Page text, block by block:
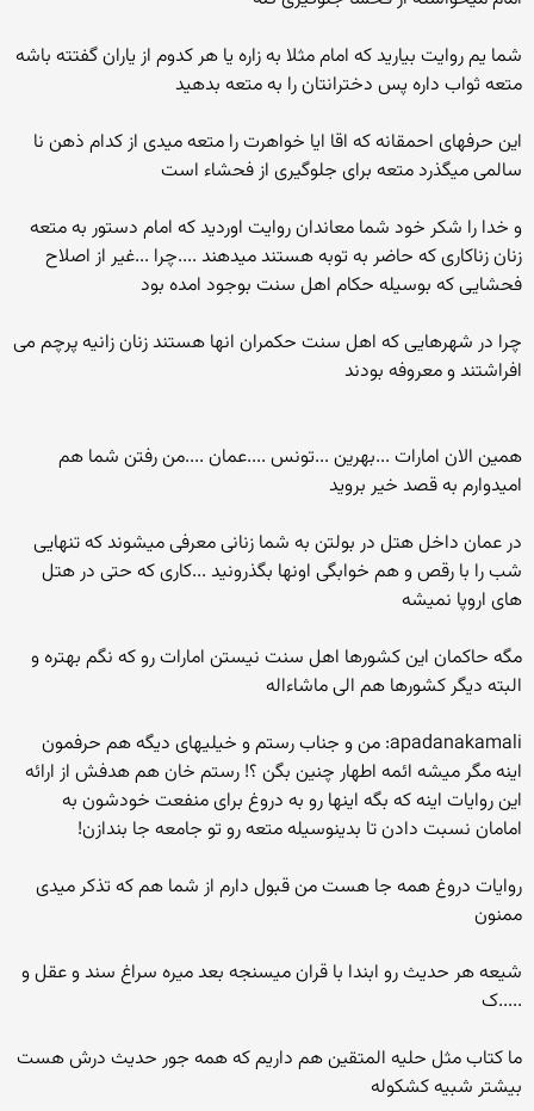
شما یم روایت بیارید که امام مثلا به زاره یا هر کدوم از یاران گفتته باشه
متعه ثواب داره پس دخترانتان را به متعه بدهید
این حرفهای احمقانه که اقا ایا خواهرت را متعه میدی از کدام ذهن نا
سالمی میگذرد متعه برای جلوگیری از فحشاء است
و خدا را شکر خود شما معاندان روایت اوردید که امام دستور به متعه
زنان زناکاری که حاضر به توبه هستند میدهند ....چرا ...غیر از اصلاح
فحشایی که بوسیله حکام اهل سنت بوجود امده بود
چرا در شهرهایی که اهل سنت حکمران انها هستند زنان زانیه پرچم می
افراشتند و معروفه بودند
همین الان امارات ...بهرین ...تونس ....عمان ....من رفتن شما هم
امیدوارم به قصد خیر بروید
در عمان داخل هتل در بولتن به شما زنانی معرفی میشوند که تنهایی
شب را با رقص و هم خوابگی اونها بگذرونید ...کاری که حتی در هتل
های اروپا نمیشه
مگه حاکمان این کشورها اهل سنت نیستن امارات رو که نگم بهتره و
البته دیگر کشورها هم الی ماشاءاله
apadanakamali: من و جناب رستم و خیلیهای دیگه هم حرفمون
اینه مگر میشه ائمه اطهار چنین بگن ؟! رستم خان هم هدفش از ارائه
این روایات اینه که بگه اینها رو به دروغ برای منفعت خودشون به
امامان نسبت دادن تا بدینوسیله متعه رو تو جامعه جا بندازن!
روایات دروغ همه جا هست من قبول دارم از شما هم که تذکر میدی
ممنون
شیعه هر حدیث رو ابندا با قران میسنجه بعد میره سراغ سند و عقل و
.....ک
ما کتاب مثل حلیه المتقین هم داریم که همه جور حدیث درش هست
بیشتر شبیه کشکوله